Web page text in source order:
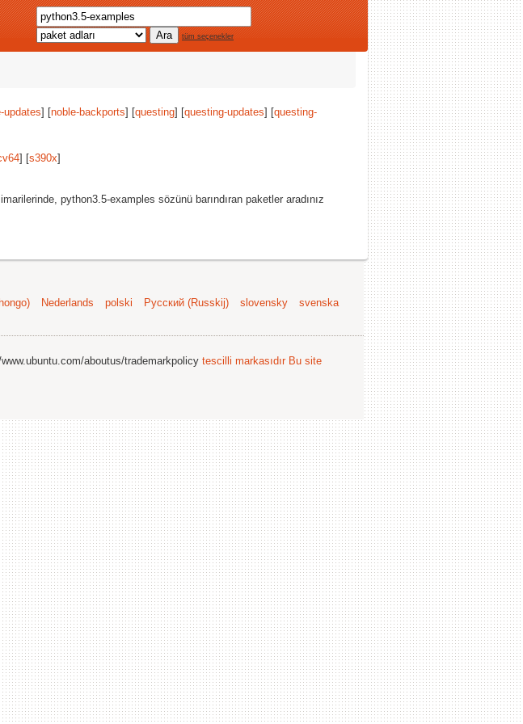
tüm seçenekler
updates] [noble-backports] [questing] [questing-updates] [questing-
] [s390x]
python3.5-examples sözünü barındıran paketler aradınız
Nederlands polski Русский (Russkij) slovensky
svenska
aboutus/trademarkpolicy tescilli markasıdır Bu site